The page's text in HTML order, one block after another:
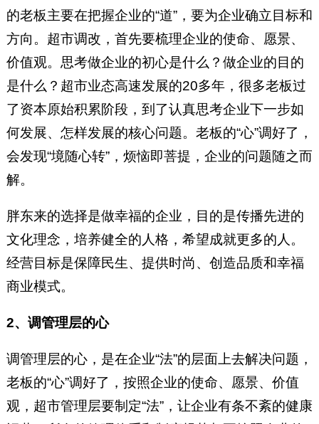
的老板主要在把握企业的“道”，要为企业确立目标和
方向。超市调改，首先要梳理企业的使命、愿景、
价值观。思考做企业的初心是什么？做企业的目的
是什么？超市业态高速发展的20多年，很多老板过
了资本原始积累阶段，到了认真思考企业下一步如
何发展、怎样发展的核心问题。老板的“心”调好了，
会发现“境随心转”，烦恼即菩提，企业的问题随之而
解。
胖东来的选择是做幸福的企业，目的是传播先进的
文化理念，培养健全的人格，希望成就更多的人。
经营目标是保障民生、提供时尚、创造品质和幸福
商业模式。
2、调管理层的心
调管理层的心，是在企业“法”的层面上去解决问题，
老板的“心”调好了，按照企业的使命、愿景、价值
观，超市管理层要制定“法”，让企业有条不紊的健康